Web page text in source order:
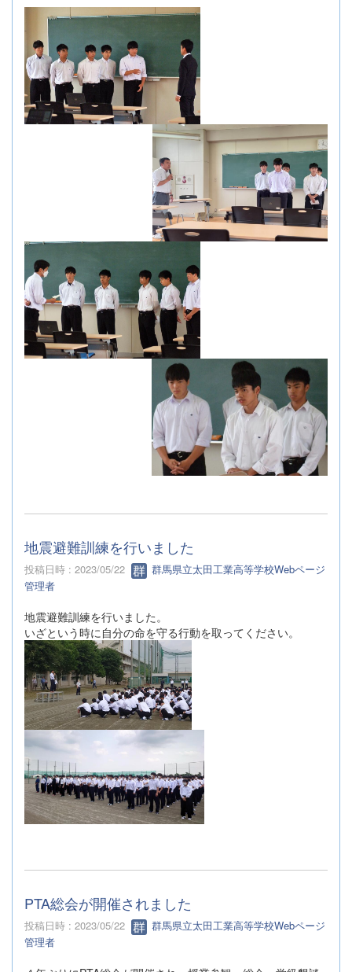
地震避難訓練を行いました
投稿日時 : 2023/05/22
群馬県立太田工業高等学校Webページ
管理者
地震避難訓練を行いました。
いざという時に自分の命を守る行動を取ってください。
PTA総会が開催されました
投稿日時 : 2023/05/22
群馬県立太田工業高等学校Webページ
管理者